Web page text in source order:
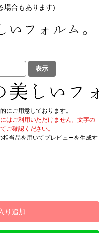
検索
場合もあります)
表示
にご用意しております。
はご利用いただけません。文字の
ご確認ください。
当品を用いてプレビューを生成す
り追加